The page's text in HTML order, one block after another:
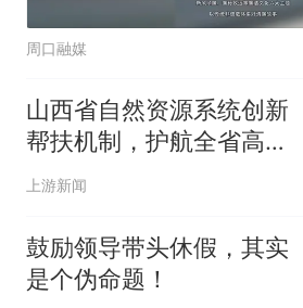
周口融媒
山西省自然资源系统创新
帮扶机制，护航全省高质
量发展
上游新闻
鼓励领导带头休假，其实
是个伪命题！